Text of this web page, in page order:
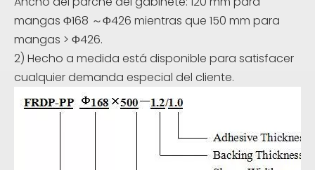
mangas Φ168 ～Φ426 mientras que 150 mm para
mangas > Φ426.
2) Hecho a medida está disponible para satisfacer
cualquier demanda especial del cliente.